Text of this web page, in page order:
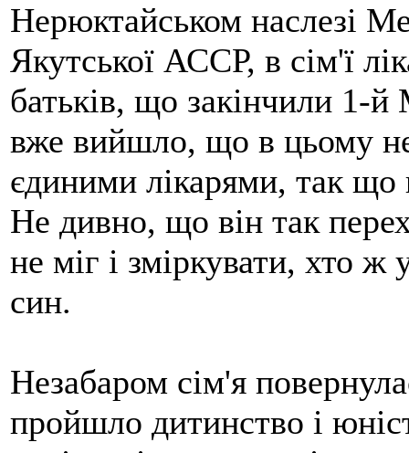
Нерюктайськом наслезі
Якутської АССР, в сім'ї
батьків, що закінчили 1-
вже вийшло, що в цьому
єдиними лікарями, так що
Не дивно, що він так
не міг і зміркувати, хто
син.
Незабаром сім'я
пройшло дитинство і